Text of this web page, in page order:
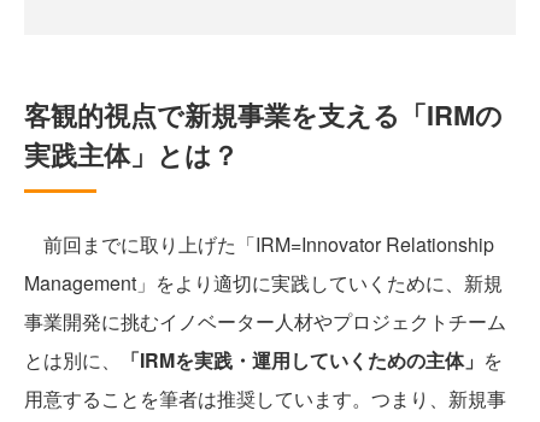
客観的視点で新規事業を支える「IRMの
実践主体」とは？
前回までに取り上げた「IRM=Innovator Relationship
Management」をより適切に実践していくために、新規
事業開発に挑むイノベーター人材やプロジェクトチーム
とは別に、
「IRMを実践・運用していくための主体」 を
用意することを筆者は推奨しています。つまり、新規事